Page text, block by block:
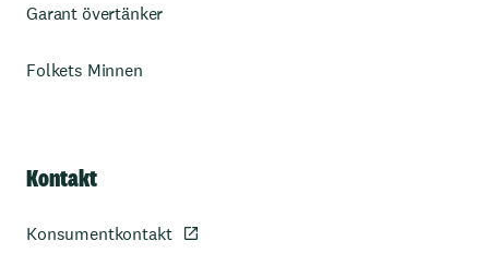
Garant övertänker
Folkets Minnen
Kontakt
Konsumentkontakt